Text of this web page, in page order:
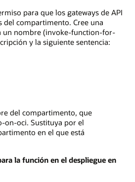
para que los gateways de API
del compartimento. Cree una
un nombre (invoke-function-for-
y la siguiente sentencia:
del compartimento, que
on-oci. Sustituya por el
en el que está
la función en el despliegue en